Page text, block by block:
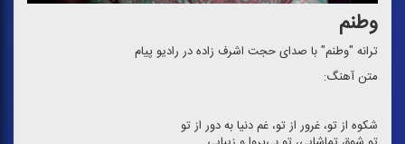
وطنم
ترانه "وطنم" با صدای حجت اشرف زاده در رادیو پیام
متن آهنگ:
شكوه از تو، غرور از تو، غم دنیا به دور از تو